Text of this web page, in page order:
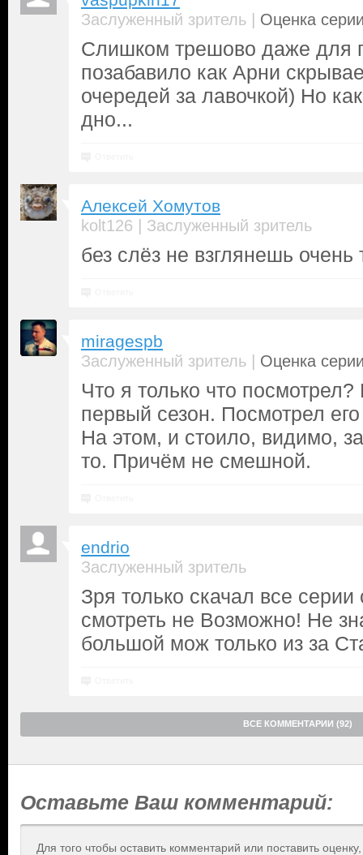
Заслуженный зритель | Оценка
Слишком трешово даже для
позабавило как Арни
очередей за лавочкой) Но
дно...
Алексей Хомутов
kolt126 | Заслуженный зритель
без слёз не взглянешь очень
miragespb
Заслуженный зритель | Оценка
Что я только что
первый сезон. Посмотрел
На этом, и стоило, видимо,
то. Причём не смешной.
endrio
Заслуженный зритель
Зря только скачал все серии
смотреть не Возможно! Не
большой мож только из за
ВСЕ КОММЕНТАРИИ (92)
Оставьте Ваш комментарий:
Для того чтобы оставить комментарий или поставить